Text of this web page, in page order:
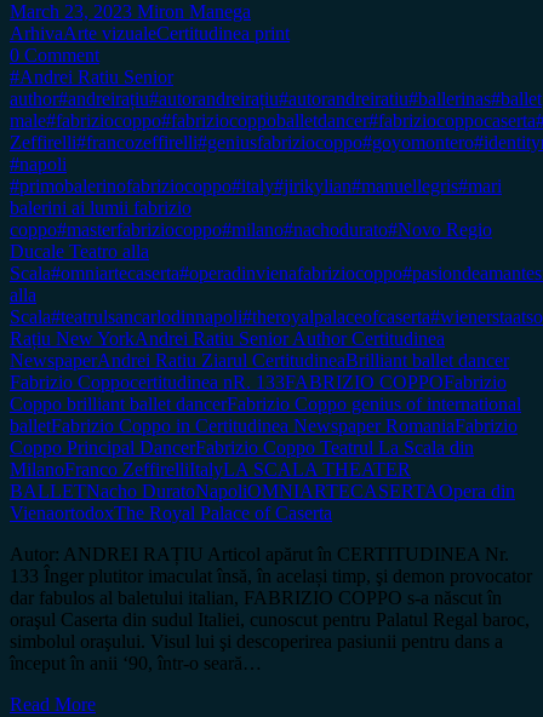
March 23, 2023 Miron Manega
ArhivaArte vizualeCertitudinea print
0 Comment
#Andrei Ratiu Senior
author#andreirațiu#autorandreirațiu#autorandreiratiu#ballerinas#ballet
male#fabriziocoppo#fabriziocoppoballetdancer#fabriziocoppocaserta
Zeffirelli#francozeffirelli#geniusfabriziocoppo#goyomontero
#napoli
#primobalerinofabriziocoppo#italy#jirikylian#manuellegris#mari
balerini ai lumii fabrizio
coppo#masterfabriziocoppo#milano#nachodurato#Novo Regio
Ducale Teatro alla
Scala#omniartecaserta#operadinvienafabriziocoppo
alla
Scala#teatrulsancarlodinnapoli#theroyalpalaceofcaserta
Rațiu New YorkAndrei Ratiu Senior Author Certitudinea
NewspaperAndrei Ratiu Ziarul CertitudineaBrilliant ballet dancer
Fabrizio Coppocertitudinea nR. 133FABRIZIO COPPOFabrizio
Coppo brilliant ballet dancerFabrizio Coppo genius of international
balletFabrizio Coppo in Certitudinea Newspaper RomaniaFabrizio
Coppo Principal DancerFabrizio Coppo Teatrul La Scala din
MilanoFranco ZeffirelliItalyLA SCALA THEATER
BALLETNacho DuratoNapoliOMNIARTECASERTAOpera din
VienaortodoxThe Royal Palace of Caserta
Autor: ANDREI RAȚIU Articol apărut în CERTITUDINEA Nr.
133 Înger plutitor imaculat însă, în același timp, şi demon provocator
dar fabulos al baletului italian, FABRIZIO COPPO s-a născut în
oraşul Caserta din sudul Italiei, cunoscut pentru Palatul Regal baroc,
simbolul oraşului. Visul lui şi descoperirea pasiunii pentru dans a
început în anii ‘90, într-o seară…
Read More